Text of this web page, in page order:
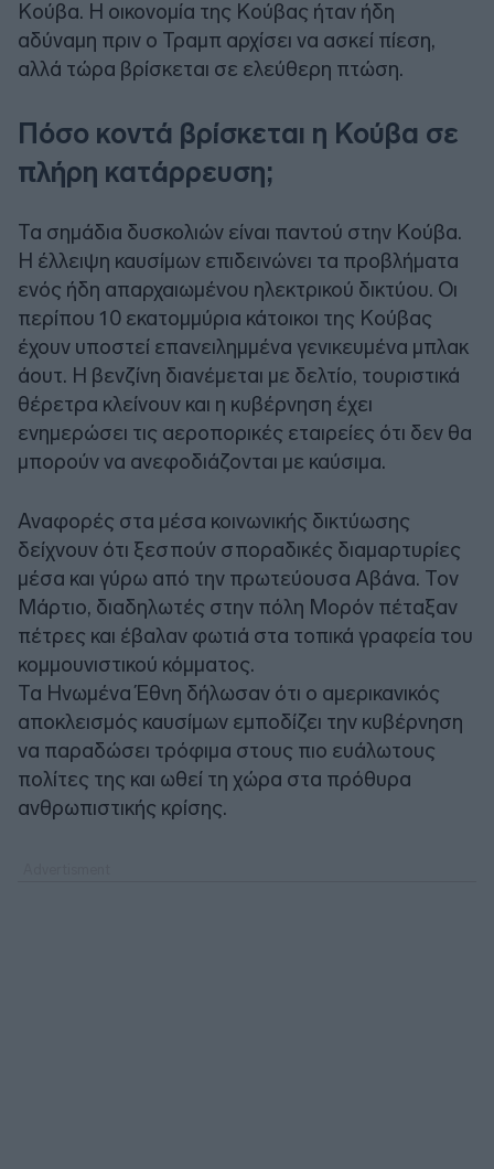
Κούβα. Η οικονομία της Κούβας ήταν ήδη
αδύναμη πριν ο Τραμπ αρχίσει να ασκεί πίεση,
αλλά τώρα βρίσκεται σε ελεύθερη πτώση.
Πόσο κοντά βρίσκεται η Κούβα σε
πλήρη κατάρρευση;
Τα σημάδια δυσκολιών είναι παντού στην Κούβα.
Η έλλειψη καυσίμων επιδεινώνει τα προβλήματα
ενός ήδη απαρχαιωμένου ηλεκτρικού δικτύου. Οι
περίπου 10 εκατομμύρια κάτοικοι της Κούβας
έχουν υποστεί επανειλημμένα γενικευμένα μπλακ
άουτ. Η βενζίνη διανέμεται με δελτίο, τουριστικά
θέρετρα κλείνουν και η κυβέρνηση έχει
ενημερώσει τις αεροπορικές εταιρείες ότι δεν θα
μπορούν να ανεφοδιάζονται με καύσιμα.
Αναφορές στα μέσα κοινωνικής δικτύωσης
δείχνουν ότι ξεσπούν σποραδικές διαμαρτυρίες
μέσα και γύρω από την πρωτεύουσα Αβάνα. Τον
Μάρτιο, διαδηλωτές στην πόλη Μορόν πέταξαν
πέτρες και έβαλαν φωτιά στα τοπικά γραφεία του
κομμουνιστικού κόμματος.
Τα Ηνωμένα Έθνη δήλωσαν ότι ο αμερικανικός
αποκλεισμός καυσίμων εμποδίζει την κυβέρνηση
να παραδώσει τρόφιμα στους πιο ευάλωτους
πολίτες της και ωθεί τη χώρα στα πρόθυρα
ανθρωπιστικής κρίσης.